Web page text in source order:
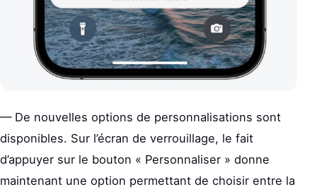
— De nouvelles options de personnalisations sont
disponibles. Sur l’écran de verrouillage, le fait
d’appuyer sur le bouton « Personnaliser » donne
maintenant une option permettant de choisir entre la